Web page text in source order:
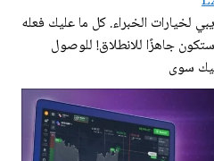
لخيارات الخبراء. كل ما عليك فعله
جاهزًا للانطلاق! للوصول
سوى